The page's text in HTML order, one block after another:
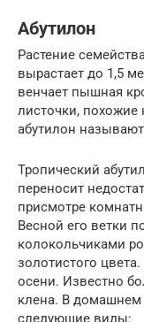
Абутилон
Растение
вырастает до 1,5
венчает пышная
листочки,
абутилон
Тропический
переносит
присмотре
Весной его ветки
колокольчиками
золотистого
осени. Известно
клена. В домашнем
следующие виды: